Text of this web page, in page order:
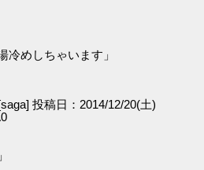
めしちゃいます」
[saga] 投稿日：2014/12/20(土)